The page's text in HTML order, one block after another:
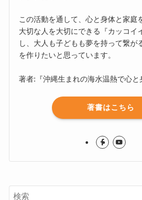
この活動を通して、心と身体と家庭
大切な人を大切にできる『カッコイ
し、大人も子どもも夢を持って繋が
を作りたいと思っています。
著者:『沖縄生まれの海水温熱で心と
著書はこちら